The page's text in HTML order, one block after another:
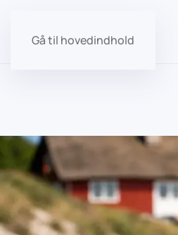
Gå til hovedindhold